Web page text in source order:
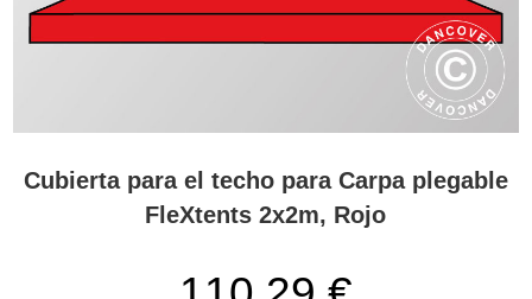
Cubierta para el techo para Carpa plegable
FleXtents 2x2m, Rojo